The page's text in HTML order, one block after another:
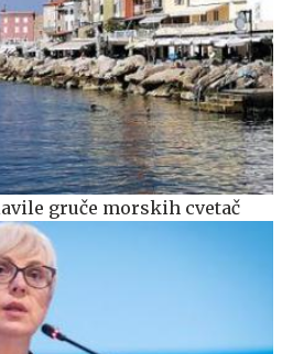
gruče morskih cvetač